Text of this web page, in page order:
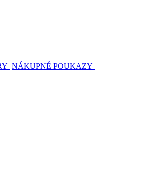
NÁKUPNÉ POUKAZY